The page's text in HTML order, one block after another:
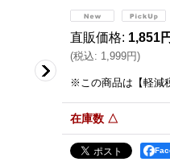
1,851円 (税別)
直販価格: 1,851円
(税込: 1,999円)
※この商品は【軽減
在庫数 △